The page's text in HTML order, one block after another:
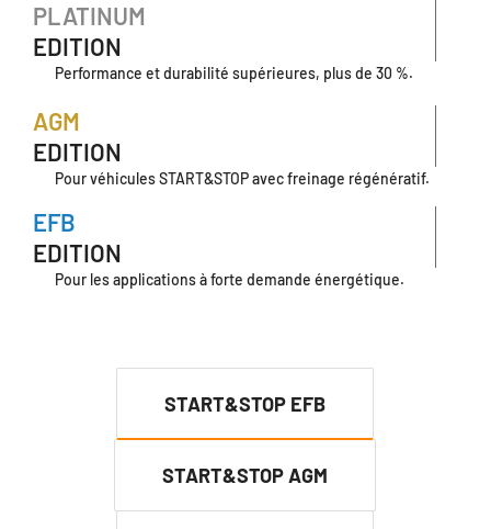
PLATINUM
EDITION
Performance et durabilité supérieures, plus de 30 %.
AGM
EDITION
Pour véhicules START&STOP avec freinage régénératif.
EFB
EDITION
Pour les applications à forte demande énergétique.
START&STOP EFB
START&STOP AGM